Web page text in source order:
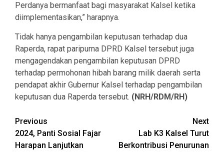
Perdanya bermanfaat bagi masyarakat Kalsel ketika
diimplementasikan,” harapnya.
Tidak hanya pengambilan keputusan terhadap dua
Raperda, rapat paripurna DPRD Kalsel tersebut juga
mengagendakan pengambilan keputusan DPRD
terhadap permohonan hibah barang milik daerah serta
pendapat akhir Gubernur Kalsel terhadap pengambilan
keputusan dua Raperda tersebut. (NRH/RDM/RH)
Continue
Reading
Previous
2024, Panti Sosial Fajar
Harapan Lanjutkan
Next
Lab K3 Kalsel Turut
Berkontribusi Penurunan